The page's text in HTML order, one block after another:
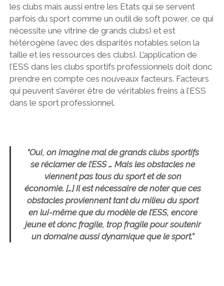
les clubs mais aussi entre les Etats qui se servent
parfois du sport comme un outil de soft power, ce qui
nécessite une vitrine de grands clubs) et est
hétérogène (avec des disparités notables selon la
taille et les ressources des clubs). L’application de
l’ESS dans les clubs sportifs professionnels doit donc
prendre en compte ces nouveaux facteurs. Facteurs
qui peuvent s’avérer être de véritables freins à l’ESS
dans le sport professionnel.
“Oui, on imagine mal de grands clubs sportifs
se réclamer de l’ESS … Mais les obstacles ne
viennent pas tous du sport et de son
économie. […] Il est nécessaire de noter que ces
obstacles proviennent tant du milieu du sport
en lui-même que du modèle de l’ESS, encore
jeune et donc fragile, trop fragile pour soutenir
un domaine aussi dynamique que le sport.”